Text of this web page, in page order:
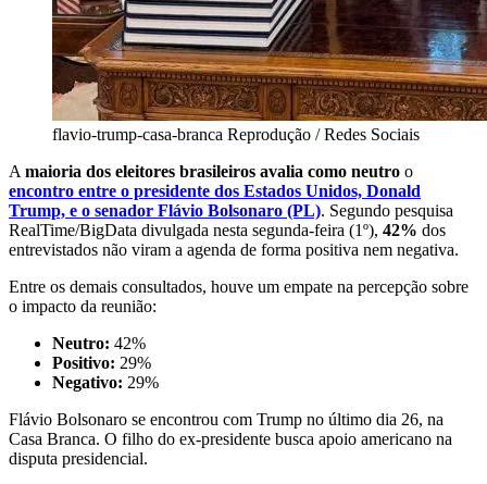
flavio-trump-casa-branca Reprodução / Redes Sociais
A maioria dos eleitores brasileiros avalia como neutro o
encontro entre o presidente dos Estados Unidos, Donald
Trump, e o senador Flávio Bolsonaro (PL). Segundo pesquisa
RealTime/BigData divulgada nesta segunda-feira (1º), 42% dos
entrevistados não viram a agenda de forma positiva nem negativa.
Entre os demais consultados, houve um empate na percepção sobre
o impacto da reunião:
Neutro: 42%
Positivo: 29%
Negativo: 29%
Flávio Bolsonaro se encontrou com Trump no último dia 26, na
Casa Branca. O filho do ex-presidente busca apoio americano na
disputa presidencial.